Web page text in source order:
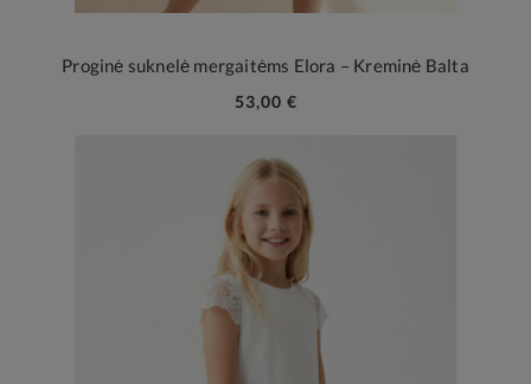
Proginė suknelė mergaitėms Elora – Kreminė Balta
53,00 €